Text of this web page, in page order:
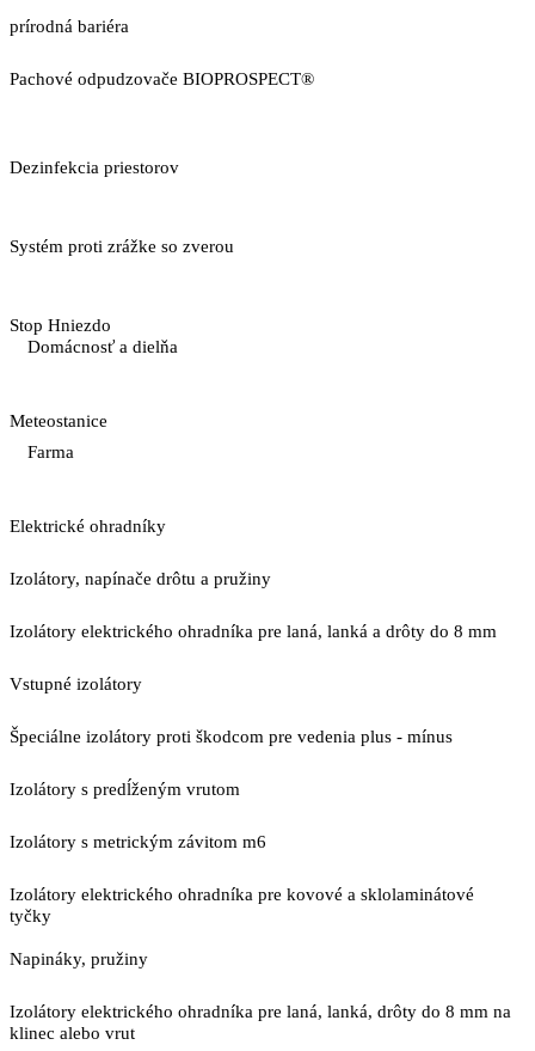
prírodná bariéra
Pachové odpudzovače BIOPROSPECT®
Dezinfekcia priestorov
Systém proti zrážke so zverou
Stop Hniezdo
Domácnosť a dielňa
Meteostanice
Farma
Elektrické ohradníky
Izolátory, napínače drôtu a pružiny
Izolátory elektrického ohradníka pre laná, lanká a drôty do 8 mm
Vstupné izolátory
Špeciálne izolátory proti škodcom pre vedenia plus - mínus
Izolátory s predĺženým vrutom
Izolátory s metrickým závitom m6
Izolátory elektrického ohradníka pre kovové a sklolaminátové
tyčky
Napináky, pružiny
Izolátory elektrického ohradníka pre laná, lanká, drôty do 8 mm na
klinec alebo vrut